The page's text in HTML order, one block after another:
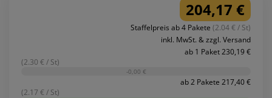
204,17 €
Staffelpreis ab 4 Pakete (2.04 € / St)
inkl. MwSt. & zzgl. Versand
ab 1 Paket 230,19 €
(2.30 € / St)
-0,00 €
ab 2 Pakete 217,40 €
(2.17 € / St)